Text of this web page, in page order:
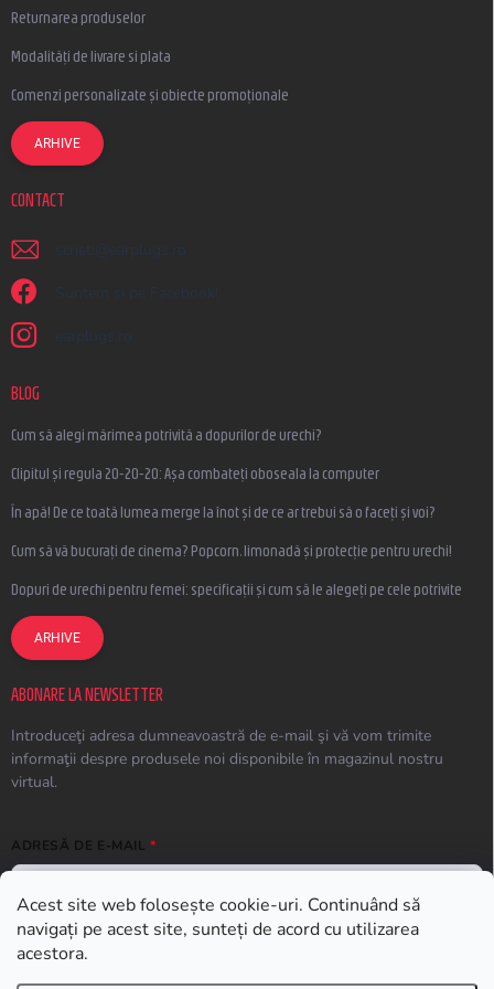
Acest site web folosește cookie-uri. Continuând să
navigați pe acest site, sunteți de acord cu utilizarea
acestora.
Returnarea produselor
Modalități de livrare si plata
Comenzi personalizate și obiecte promoționale
ARHIVE
CONTACT
scrieti @ earplugs.ro
Suntem și pe Facebook!
earplugs.ro
BLOG
Cum să alegi mărimea potrivită a dopurilor de urechi?
Clipitul și regula 20-20-20: Așa combateți oboseala la computer
În apă! De ce toată lumea merge la înot și de ce ar trebui să o faceți și voi?
Cum să vă bucurați de cinema? Popcorn, limonadă și protecție pentru urechi!
Dopuri de urechi pentru femei: specificații și cum să le alegeți pe cele potrivite
ARHIVE
ABONARE LA NEWSLETTER
Introduceţi adresa dumneavoastră de e-mail şi vă vom trimite
informaţii despre produsele noi disponibile în magazinul nostru
virtual.
ADRESĂ DE E-MAIL
ABONARE